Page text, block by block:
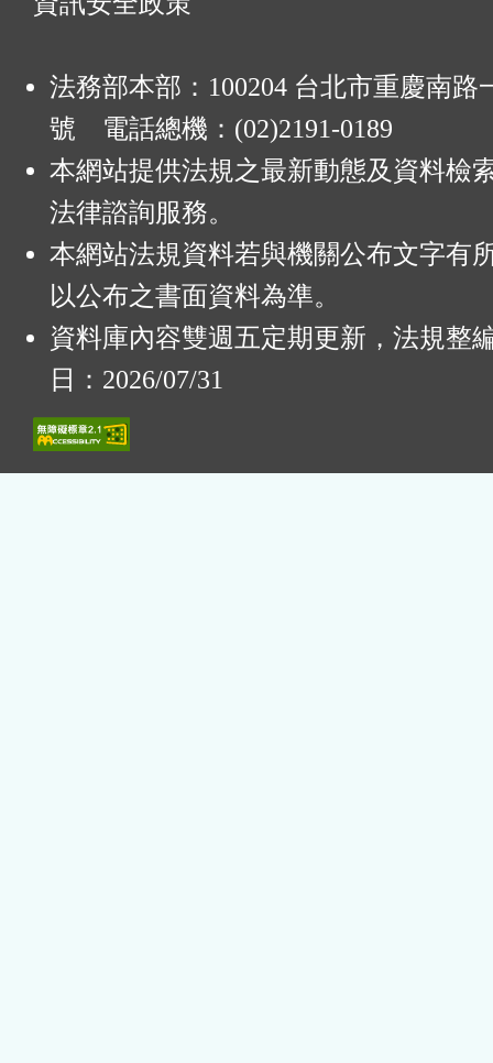
法務部本部：100204 台北市重慶南路
號 電話總機：(02)2191-0189
本網站提供法規之最新動態及資料檢
法律諮詢服務。
本網站法規資料若與機關公布文字有
以公布之書面資料為準。
資料庫內容雙週五定期更新，法規整
日：2026/07/31